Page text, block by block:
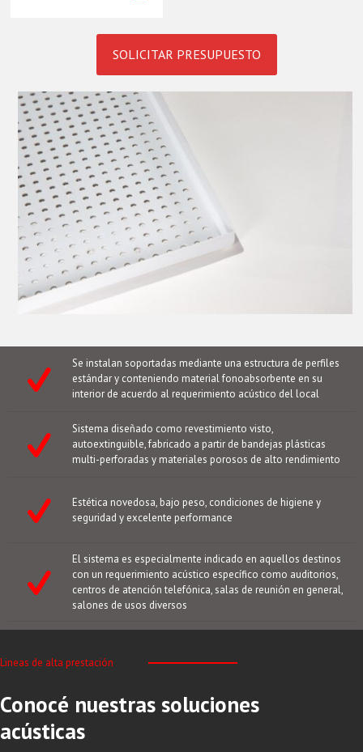
SOLICITAR PRESUPUESTO
Se instalan soportadas mediante una estructura de perfiles
estándar y conteniendo material fonoabsorbente en su
interior de acuerdo al requerimiento acústico del local
Sistema diseñado como revestimiento visto,
autoextinguible, fabricado a partir de bandejas plásticas
multi-perforadas y materiales porosos de alto rendimiento
Estética novedosa, bajo peso, condiciones de higiene y
seguridad y excelente performance
El sistema es especialmente indicado en aquellos destinos
con un requerimiento acústico específico como auditorios,
centros de atención telefónica, salas de reunión en general,
salones de usos diversos
Lineas de alta prestación
Conocé nuestras soluciones
acústicas